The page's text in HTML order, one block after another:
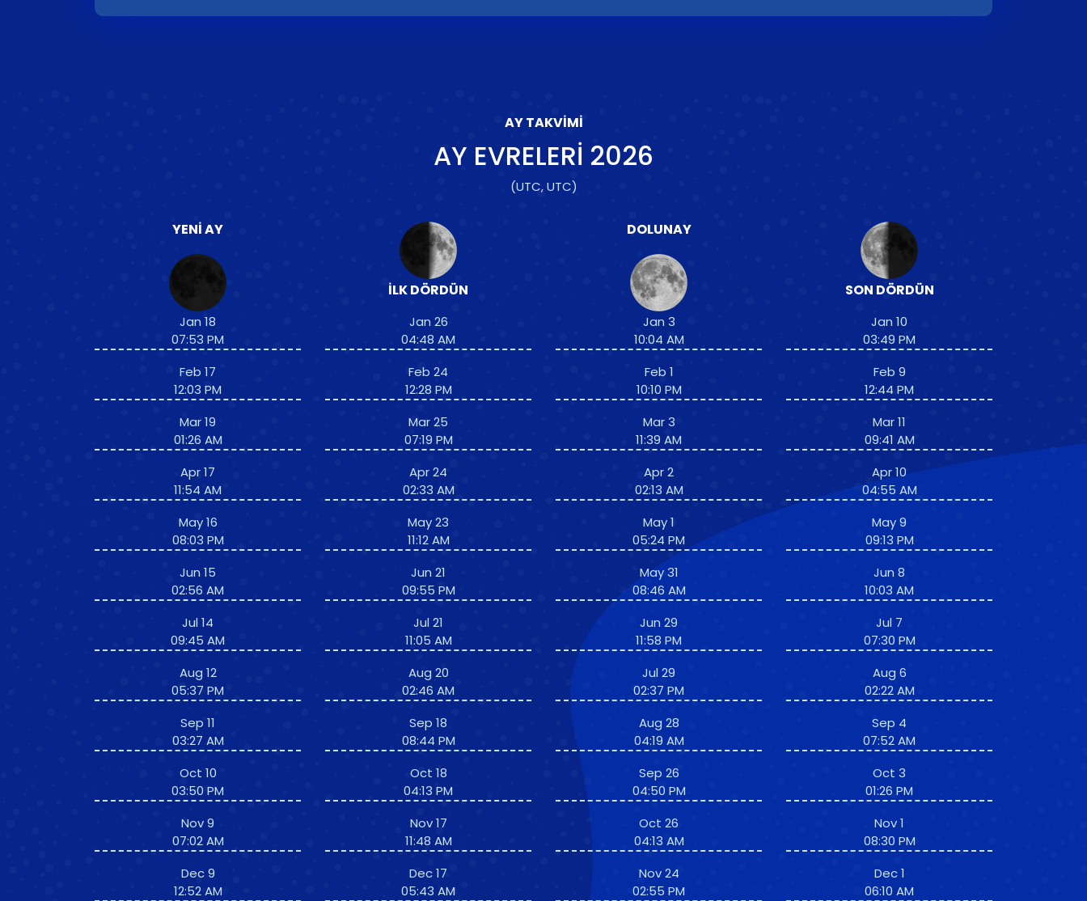
AY TAKVIMI
AY EVRELERI 2026
(UTC, UTC)
YENI AY
Jan 18
07:53 PM
Feb 17
12:03 PM
Mar 19
01:26 AM
Apr 17
11:54 AM
May 16
08:03 PM
Jun 15
02:56 AM
Jul 14
09:45 AM
Aug 12
05:37 PM
Sep 11
03:27 AM
Oct 10
03:50 PM
Nov 9
07:02 AM
Dec 9
12:52 AM
İLK DÖRDÜN
Jan 26
04:48 AM
Feb 24
12:28 PM
Mar 25
07:19 PM
Apr 24
02:33 AM
May 23
11:12 AM
Jun 21
09:55 PM
Jul 21
11:05 AM
Aug 20
02:46 AM
Sep 18
08:44 PM
Oct 18
04:13 PM
Nov 17
11:48 AM
Dec 17
05:43 AM
DOLUNAY
Jan 3
10:04 AM
Feb 1
10:10 PM
Mar 3
11:39 AM
Apr 2
02:13 AM
May 1
05:24 PM
May 31
08:46 AM
Jun 29
11:58 PM
Jul 29
02:37 PM
Aug 28
04:19 AM
Sep 26
04:50 PM
Oct 26
04:13 AM
Nov 24
02:55 PM
SON DÖRDÜN
Jan 10
03:49 PM
Feb 9
12:44 PM
Mar 11
09:41 AM
Apr 10
04:55 AM
May 9
09:13 PM
Jun 8
10:03 AM
Jul 7
07:30 PM
Aug 6
02:22 AM
Sep 4
07:52 AM
Oct 3
01:26 PM
Nov 1
08:30 PM
Dec 1
06:10 AM